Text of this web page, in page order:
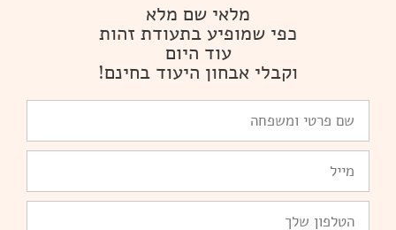
מלאי שם מלא
כפי שמופיע בתעודת זהות
עוד היום
וקבלי אבחון היעוד בחינם!
פרטי
ומשפחה